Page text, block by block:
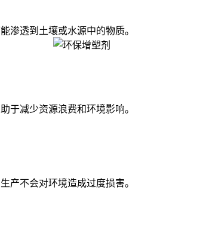
透到土壤或水源中的物质。
减少资源浪费和环境影响。
不会对环境造成过度损害。